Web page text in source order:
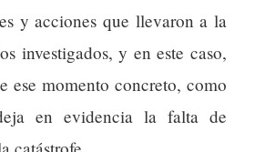
y acciones que llevaron a la
investigados, y en este caso,
ese momento concreto, como
en evidencia la falta de